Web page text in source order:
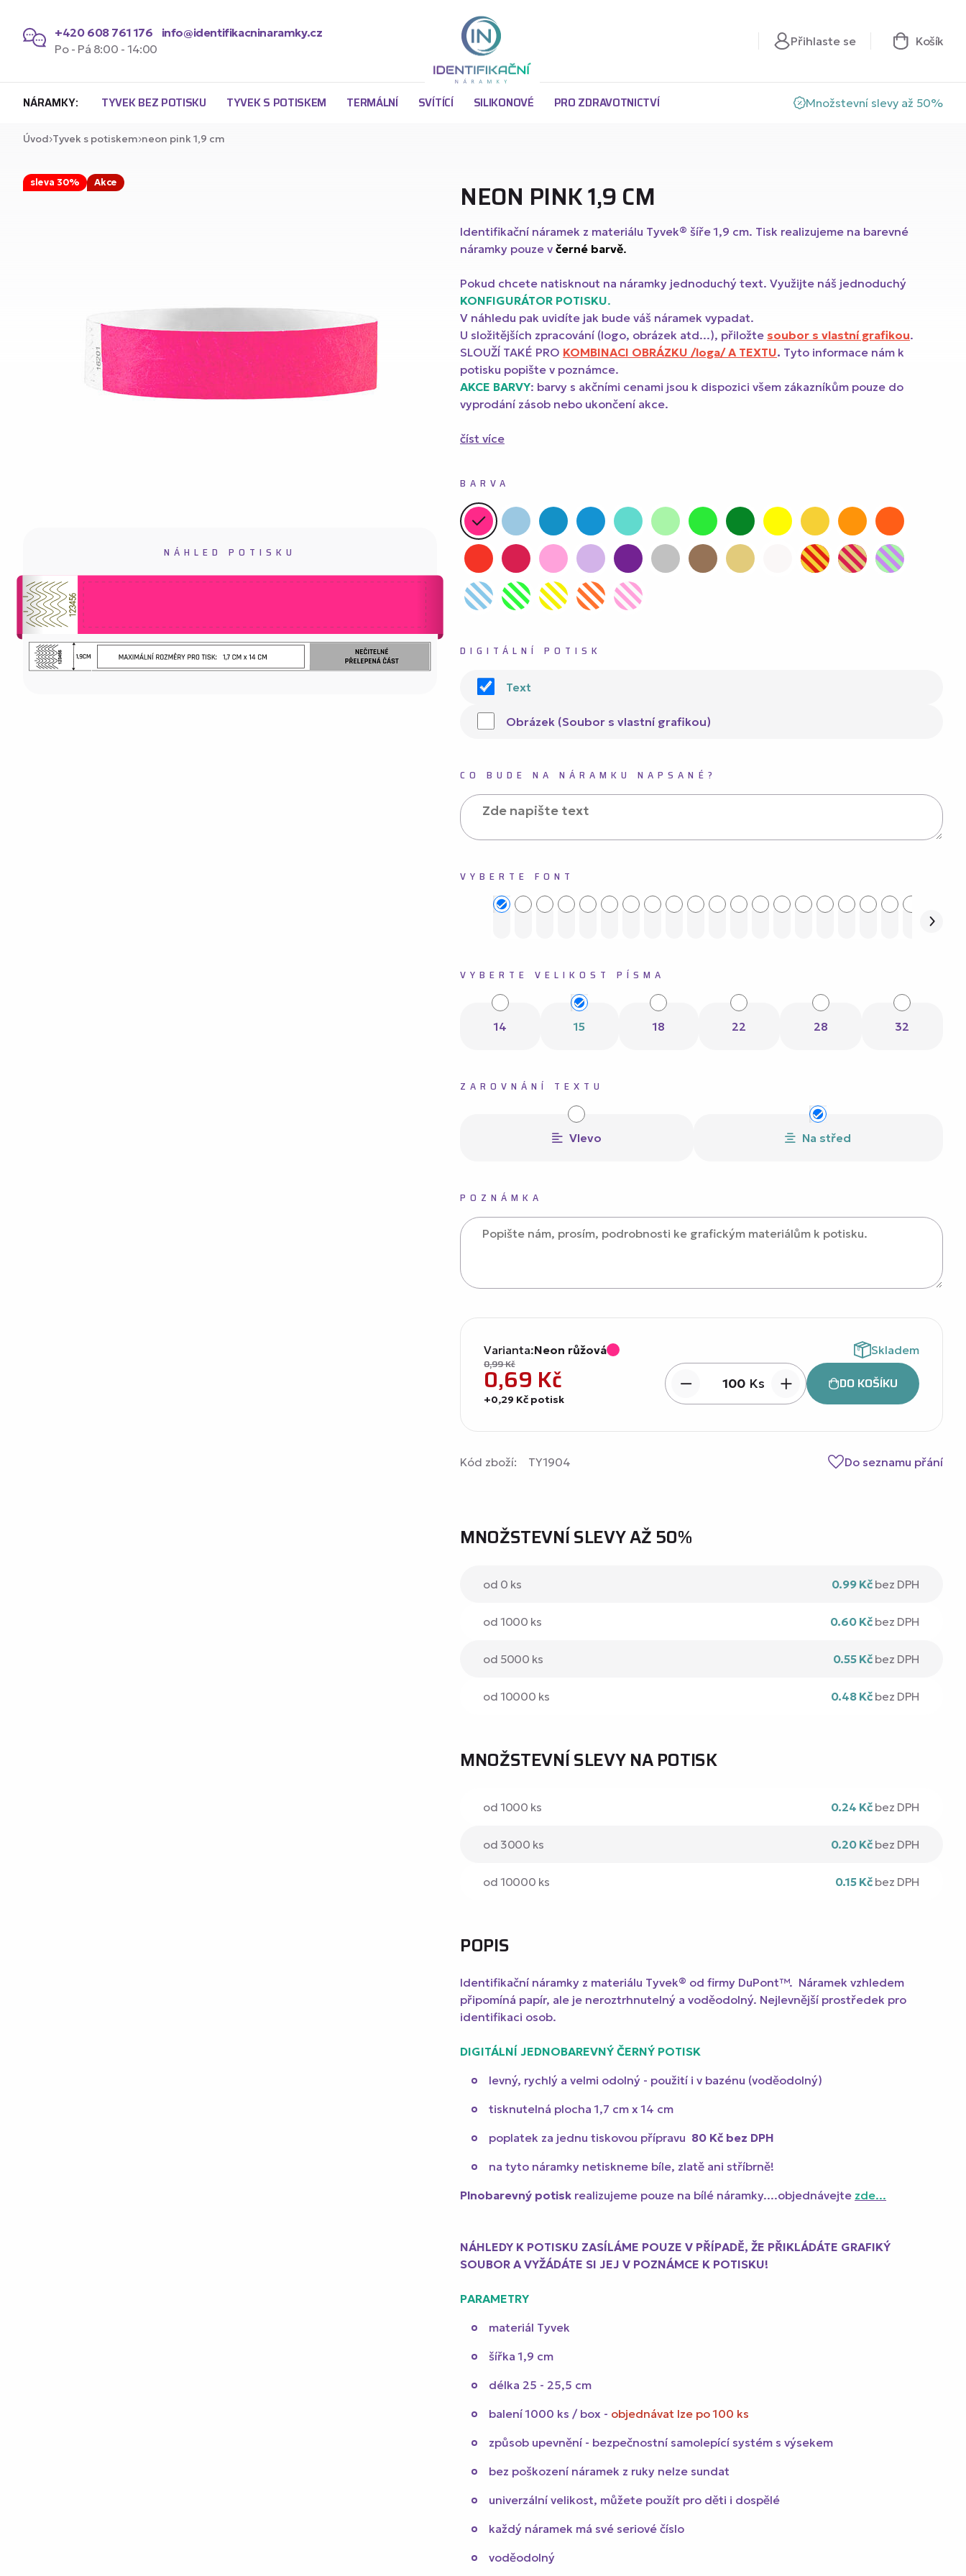
+420 608 761 176
info@identifikacninaramky.cz
Po - Pá 8:00 - 14:00
Přihlaste se Košík
NÁRAMKY: TYVEK BEZ POTISKU
Náramky Tyvek bez potisku 2,5 cm
TYVEK S POTISKEM
Náramky Tyvek s ČERNÝM potiskem 1,9 cm
Náramky Tyvek s ČERNÝM potiskem 2,5 cm
Náramky s PLNOBAREVNÝM potiskem 1,9 cm
TERMÁLNÍ SVÍTÍCÍ SILIKONOVÉ PRO ZDRAVOTNICTVÍ
Argus ProBand®
Množstevní slevy až 50%
Úvod Tyvek s potiskem neon pink 1,9 cm
NEON PINK 1,9 CM
sleva 30% Akce
NÁHLED POTISKU
Identifikační náramek z materiálu Tyvek® šíře 1,9 cm. Tisk realizujeme na barevné
náramky pouze v černé barvě.
Pokud chcete natisknout na náramky jednoduchý text. Využijte náš jednoduchý
KONFIGURÁTOR POTISKU.
V náhledu pak uvidíte jak bude váš náramek vypadat.
U složitějších zpracování (logo, obrázek atd...), přiložte soubor s vlastní grafikou.
SLOUŽÍ TAKÉ PRO KOMBINACI OBRÁZKU /loga/ A TEXTU. Tyto informace nám k
potisku popište v poznámce.
AKCE BARVY: barvy s akčními cenami jsou k dispozici všem zákazníkům pouze do
vyprodání zásob nebo ukončení akce.
číst více
BARVA
DIGITÁLNÍ POTISK
Text
Obrázek (Soubor s vlastní grafikou)
CO BUDE NA NÁRAMKU NAPSANÉ?
VYBERTE FONT
VYBERTE VELIKOST PÍSMA
14 15 18 22 28 32
ZAROVNÁNÍ TEXTU
Vlevo Na střed
POZNÁMKA
Varianta:Neon růžová Skladem
0,99Kč
0,69 Kč
+0,29 Kč potisk
Ks DO KOŠÍKU
Kód zboží: TY1904 Do seznamu přání
MNOŽSTEVNÍ SLEVY AŽ 50%
od 0 ks 0.99 Kč bez DPH
od 1000 ks 0.60 Kč bez DPH
od 5000 ks 0.55 Kč bez DPH
od 10000 ks 0.48 Kč bez DPH
MNOŽSTEVNÍ SLEVY NA POTISK
od 1000 ks 0.24 Kč bez DPH
od 3000 ks 0.20 Kč bez DPH
od 10000 ks 0.15 Kč bez DPH
POPIS
Identifikační náramky z materiálu Tyvek® od firmy DuPont™. Náramek vzhledem
připomíná papír, ale je neroztrhnutelný a voděodolný. Nejlevnější prostředek pro
identifikaci osob.
DIGITÁLNÍ JEDNOBAREVNÝ ČERNÝ POTISK
levný, rychlý a velmi odolný - použití i v bazénu (voděodolný)
tisknutelná plocha 1,7 cm x 14 cm
poplatek za jednu tiskovou přípravu 80 Kč bez DPH
na tyto náramky netiskneme bíle, zlatě ani stříbrně!
Plnobarevný potisk realizujeme pouze na bílé náramky....objednávejte zde...
NÁHLEDY K POTISKU ZASÍLÁME POUZE V PŘÍPADĚ, ŽE PŘIKLÁDÁTE GRAFIKÝ
SOUBOR A VYŽÁDÁTE SI JEJ V POZNÁMCE K POTISKU!
PARAMETRY
materiál Tyvek
šířka 1,9 cm
délka 25 - 25,5 cm
balení 1000 ks / box - objednávat lze po 100 ks
způsob upevnění - bezpečnostní samolepící systém s výsekem
bez poškození náramek z ruky nelze sundat
univerzální velikost, můžete použít pro děti i dospělé
každý náramek má své seriové číslo
voděodolný